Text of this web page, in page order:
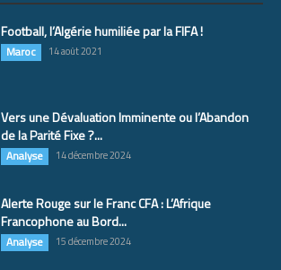
Football, l’Algérie humiliée par la FIFA !
Maroc 14 août 2021
Vers une Dévaluation Imminente ou l’Abandon
de la Parité Fixe ?...
Analyse 14 décembre 2024
Alerte Rouge sur le Franc CFA : L’Afrique
Francophone au Bord...
Analyse 15 décembre 2024